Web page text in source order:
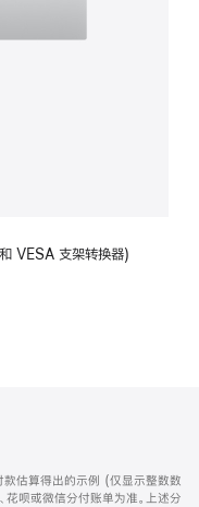
VESA 支架转换器)
款估算得出的示例 (仅显示整数数
花呗或微信分付账单为准。上述分